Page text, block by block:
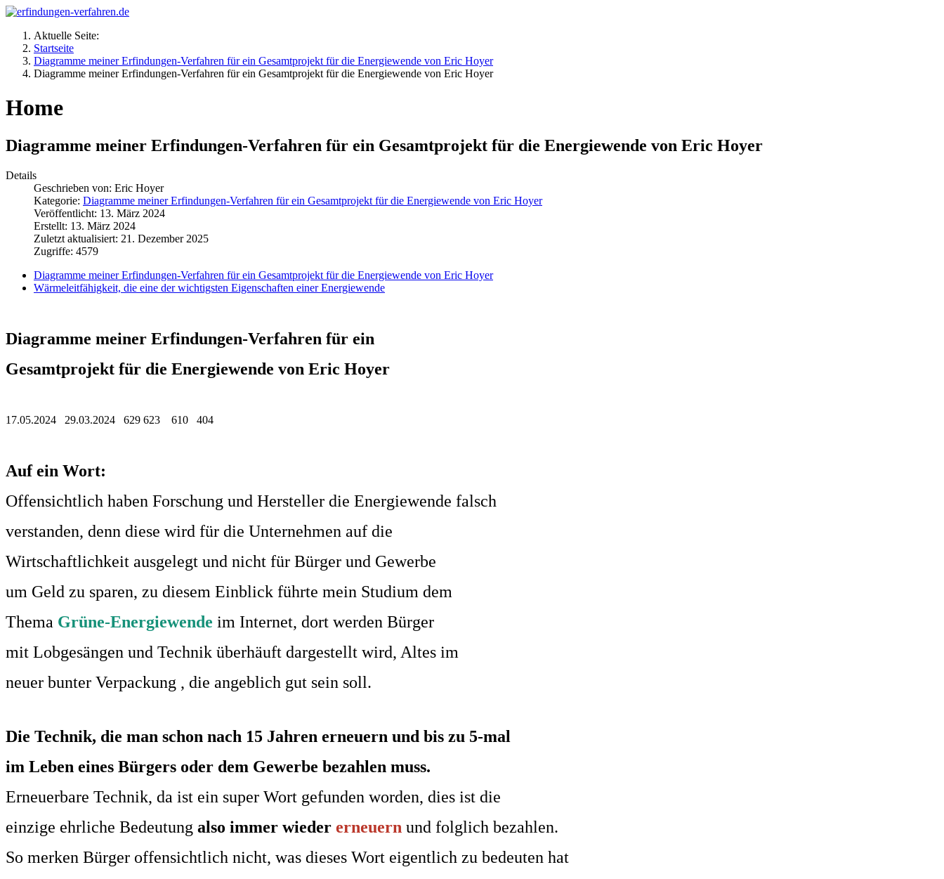
Aktuelle Seite:
Startseite
Diagramme meiner Erfindungen-Verfahren für ein Gesamtprojekt für die Energiewende von Eric Hoyer
Diagramme meiner Erfindungen-Verfahren für ein Gesamtprojekt für die Energiewende von Eric Hoyer
Home
Diagramme meiner Erfindungen-Verfahren für ein Gesamtprojekt für die Energiewende von Eric Hoyer
Details
Geschrieben von: Eric Hoyer
Kategorie: Diagramme meiner Erfindungen-Verfahren für ein Gesamtprojekt für die Energiewende von Eric Hoyer
Veröffentlicht: 13. März 2024
Erstellt: 13. März 2024
Zuletzt aktualisiert: 21. Dezember 2025
Zugriffe: 4579
Diagramme meiner Erfindungen-Verfahren für ein Gesamtprojekt für die Energiewende von Eric Hoyer
Wärmeleitfähigkeit, die eine der wichtigsten Eigenschaften einer Energiewende
Diagramme meiner Erfindungen-Verfahren für ein
Gesamtprojekt für die Energiewende von Eric Hoyer
17.05.2024 29.03.2024 629 623 610 404
Auf ein Wort:
Offensichtlich haben Forschung und Hersteller die Energiewende falsch
verstanden, denn diese wird für die Unternehmen auf die
Wirtschaftlichkeit ausgelegt und nicht für Bürger und Gewerbe
um Geld zu sparen, zu diesem Einblick führte mein Studium dem
Thema Grüne-Energiewende im Internet, dort werden Bürger
mit Lobgesängen und Technik überhäuft dargestellt wird, Altes im
neuer bunter Verpackung , die angeblich gut sein soll.
Die Technik, die man schon nach 15 Jahren erneuern und bis zu 5-mal
im Leben eines Bürgers oder dem Gewerbe bezahlen muss.
Erneuerbare Technik, da ist ein super Wort gefunden worden, dies ist die
einzige ehrliche Bedeutung also immer wieder erneuern und folglich bezahlen.
So merken Bürger offensichtlich nicht, was dieses Wort eigentlich zu bedeuten hat